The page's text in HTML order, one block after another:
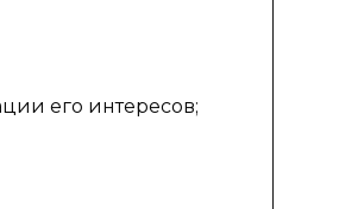
его интересов;